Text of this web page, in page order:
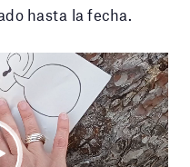
hasta la fecha.